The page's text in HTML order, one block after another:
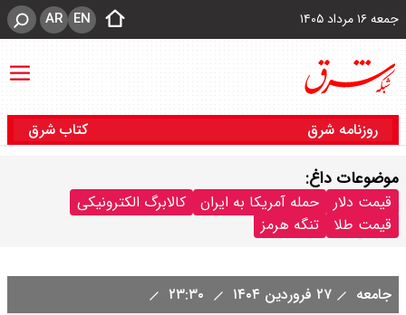
جمعه ۱۶ مرداد ۱۴۰۵ EN
AR
روزنامه شرق کتاب شرق
موضوعات داغ:
قیمت دلار حمله آمریکا به ایران
کالابرگ الکترونیکی
قیمت طلا
تنگه هرمز
جامعه ۲۷ فروردین ۱۴۰۴